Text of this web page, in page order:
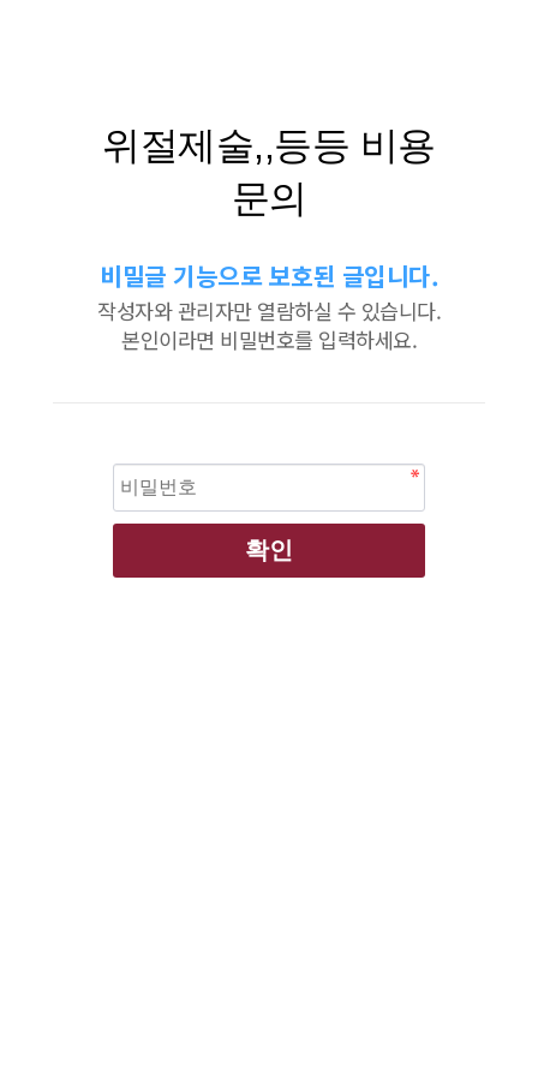
위절제술,,등등 비용
문의
비밀글 기능으로 보호된 글입니다.
작성자와 관리자만 열람하실 수 있습니다.
본인이라면 비밀번호를 입력하세요.